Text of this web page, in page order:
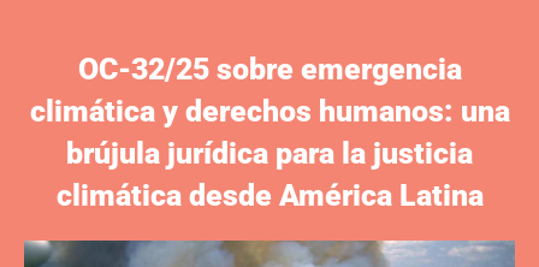
OC-32/25 sobre emergencia
climática y derechos humanos: una
brújula jurídica para la justicia
climática desde América Latina